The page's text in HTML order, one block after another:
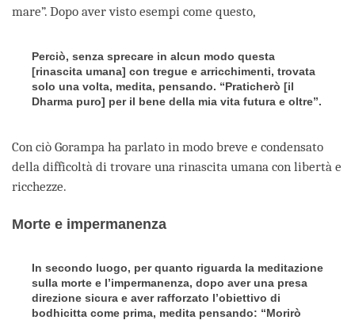
mare”. Dopo aver visto esempi come questo,
Perciò, senza sprecare in alcun modo questa
[rinascita umana] con tregue e arricchimenti, trovata
solo una volta, medita, pensando. “Praticherò [il
Dharma puro] per il bene della mia vita futura e oltre”.
Con ciò Gorampa ha parlato in modo breve e condensato
della difficoltà di trovare una rinascita umana con libertà e
ricchezze.
Morte e impermanenza
In secondo luogo, per quanto riguarda la meditazione
sulla morte e l’impermanenza, dopo aver una presa
direzione sicura e aver rafforzato l’obiettivo di
bodhicitta come prima, medita pensando: “Morirò